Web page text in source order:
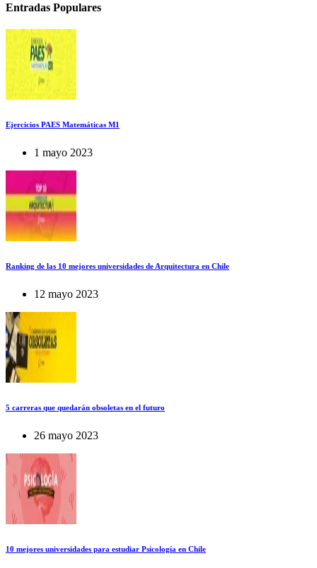
Entradas Populares
Ejercicios PAES Matemáticas M1
1 mayo 2023
Ranking de las 10 mejores universidades de Arquitectura en Chile
12 mayo 2023
5 carreras que quedarán obsoletas en el futuro
26 mayo 2023
10 mejores universidades para estudiar Psicología en Chile